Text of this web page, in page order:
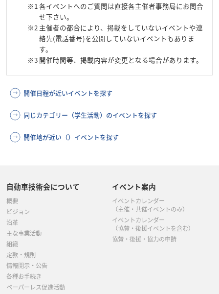
※1 各イベントへのご質問は直接各主催者事務局にお問合
せ下さい。
※2 主催者の都合により、掲載をしていないイベントや連
絡先(電話番号)を公開していないイベントもありま
す。
※3 開催時間等、掲載内容が変更となる場合があります。
開催日程が近いイベントを探す
同じカテゴリー（学生活動）のイベントを探す
開催地が近い（）イベントを探す
自動車技術会について
概要
ビジョン
沿革
主な事業活動
組織
定款・規則
情報開示・公告
各種お手続き
ペーパーレス促進活動
イベント案内
イベントカレンダー
（主催・共催イベントのみ）
イベントカレンダー
（協賛・後援イベントを含む）
協賛・後援・協力の申請